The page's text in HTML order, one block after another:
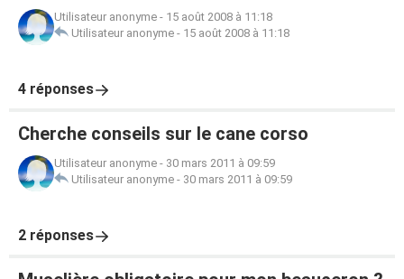
Utilisateur anonyme - 15 août 2008 à 11:18
Utilisateur anonyme - 15 août 2008 à 11:18
4 réponses
Cherche conseils sur le cane corso
Utilisateur anonyme - 30 mars 2011 à 09:59
Utilisateur anonyme - 30 mars 2011 à 09:59
2 réponses